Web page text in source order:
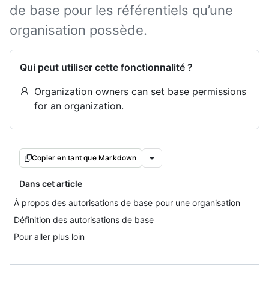
de base pour les référentiels qu’une
organisation possède.
Qui peut utiliser cette fonctionnalité ?
Organization owners can set base permissions
for an organization.
Copier en tant que Markdown
Dans cet article
À propos des autorisations de base pour une organisation
Définition des autorisations de base
Pour aller plus loin